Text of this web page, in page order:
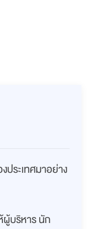
ประเทศมาอย่าง
บริหาร นัก